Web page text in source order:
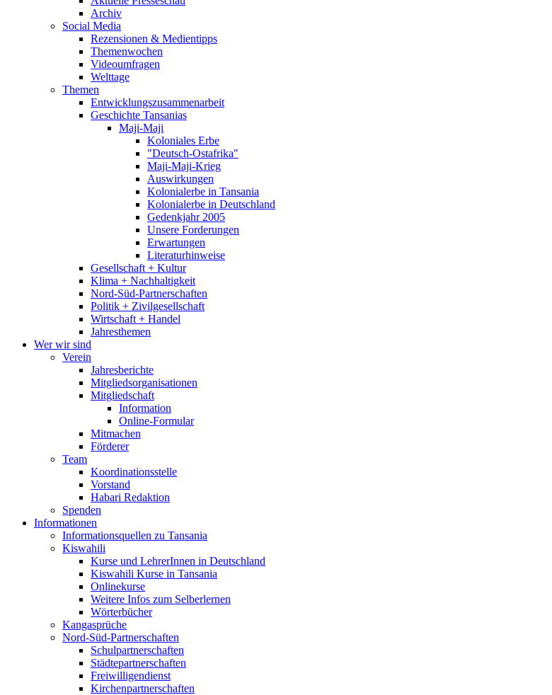
Archiv
Social Media
Rezensionen & Medientipps
Themenwochen
Videoumfragen
Welttage
Themen
Entwicklungszusammenarbeit
Geschichte Tansanias
Maji-Maji
Koloniales Erbe
"Deutsch-Ostafrika"
Maji-Maji-Krieg
Auswirkungen
Kolonialerbe in Tansania
Kolonialerbe in Deutschland
Gedenkjahr 2005
Unsere Forderungen
Erwartungen
Literaturhinweise
Gesellschaft + Kultur
Klima + Nachhaltigkeit
Nord-Süd-Partnerschaften
Politik + Zivilgesellschaft
Wirtschaft + Handel
Jahresthemen
Wer wir sind
Verein
Jahresberichte
Mitgliedsorganisationen
Mitgliedschaft
Information
Online-Formular
Mitmachen
Förderer
Team
Koordinationsstelle
Vorstand
Habari Redaktion
Spenden
Informationen
Informationsquellen zu Tansania
Kiswahili
Kurse und LehrerInnen in Deutschland
Kiswahili Kurse in Tansania
Onlinekurse
Weitere Infos zum Selberlernen
Wörterbücher
Kangasprüche
Nord-Süd-Partnerschaften
Schulpartnerschaften
Städtepartnerschaften
Freiwilligendienst
Kirchenpartnerschaften